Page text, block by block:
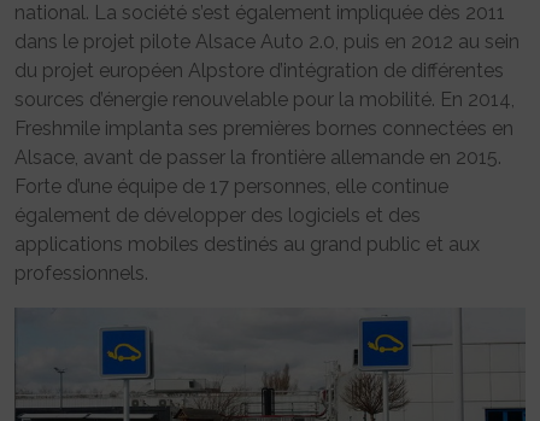
national. La société s’est également impliquée dès 2011
dans le projet pilote Alsace Auto 2.0, puis en 2012 au sein
du projet européen Alpstore d’intégration de différentes
sources d’énergie renouvelable pour la mobilité. En 2014,
Freshmile implanta ses premières bornes connectées en
Alsace, avant de passer la frontière allemande en 2015.
Forte d’une équipe de 17 personnes, elle continue
également de développer des logiciels et des
applications mobiles destinés au grand public et aux
professionnels.